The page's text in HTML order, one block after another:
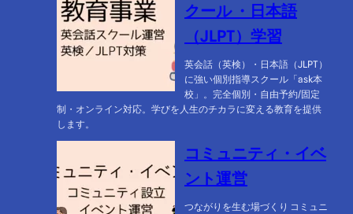
ン
テ
ン
ツ
制
作
クール ・日本語
（JLPT）学習
英会話（英検）・日本語（JLPT）
に強い個別指導スクール「ask本
校」。完全個別・自由予約/固定
制・オンライン対応。学びを人生のチカラに変える教育を提供
します。
コミュニティ・イベ
ント運営
つながりを生む場づくり コミュニ